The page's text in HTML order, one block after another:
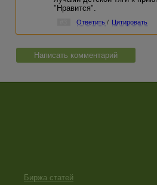
"Нравится".
Ответить / Цитировать
Написать комментарий
Биржа статей